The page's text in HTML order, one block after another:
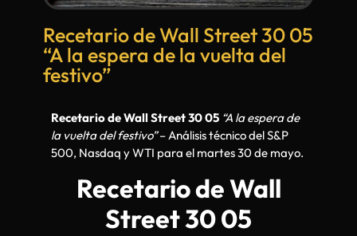
Recetario de Wall Street 30 05
“A la espera de la vuelta del
festivo”
Recetario de Wall Street 30 05 “A la espera de
la vuelta del festivo”– Análisis técnico del S&P
500, Nasdaq y WTI para el martes 30 de mayo.
Recetario de Wall
Street 30 05